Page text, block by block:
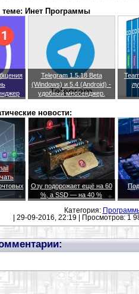
теме: Инет Программы
Telegram 1.5.18 Beta
(Windows) и 5.4 (Android) -
удобный мессенджер.
новости:
Озу подорожает ещё на 60
%, а SSD — на 40 %
Категория:
| 29-09-2016, 22:19 | Просмотров: 1